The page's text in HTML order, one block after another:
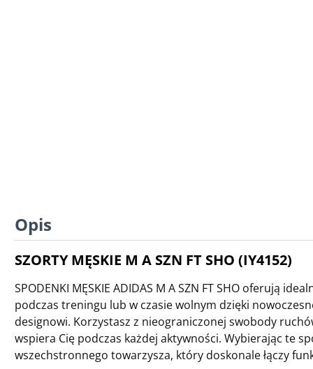
Opis
SZORTY MĘSKIE M A SZN FT SHO (IY4152)
SPODENKI MĘSKIE ADIDAS M A SZN FT SHO oferują
podczas treningu lub w czasie wolnym dzięki
designowi. Korzystasz z nieograniczonej swobody
wspiera Cię podczas każdej aktywności. Wybierając te
wszechstronnego towarzysza, który doskonale łączy